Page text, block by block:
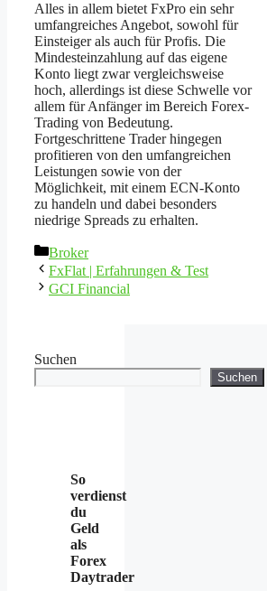
Alles in allem bietet FxPro ein sehr
umfangreiches Angebot, sowohl für
Einsteiger als auch für Profis. Die
Mindesteinzahlung auf das eigene
Konto liegt zwar vergleichsweise
hoch, allerdings ist diese Schwelle vor
allem für Anfänger im Bereich Forex-
Trading von Bedeutung.
Fortgeschrittene Trader hingegen
profitieren von den umfangreichen
Leistungen sowie von der
Möglichkeit, mit einem ECN-Konto
zu handeln und dabei besonders
niedrige Spreads zu erhalten.
Kategorien
Broker
FxFlat | Erfahrungen & Test
GCI Financial
Suchen
Suchen
So
verdienst
du
Geld
als
Forex
Daytrader